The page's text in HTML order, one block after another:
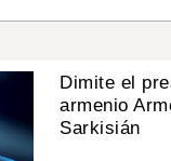
Dimite el
armenio
Sarkisián